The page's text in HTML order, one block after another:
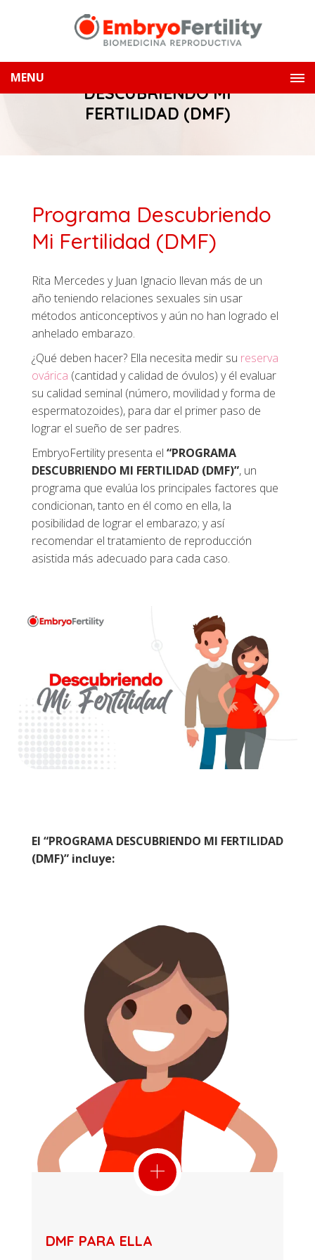
MENU
DESCUBRIENDO MI
FERTILIDAD (DMF)
Programa Descubriendo
Mi Fertilidad (DMF)
Rita Mercedes y Juan Ignacio llevan más de un
año teniendo relaciones sexuales sin usar
métodos anticonceptivos y aún no han logrado el
anhelado embarazo.
¿Qué deben hacer? Ella necesita medir su reserva
ovárica (cantidad y calidad de óvulos) y él evaluar
su calidad seminal (número, movilidad y forma de
espermatozoides), para dar el primer paso de
lograr el sueño de ser padres.
EmbryoFertility presenta el “PROGRAMA
DESCUBRIENDO MI FERTILIDAD (DMF)”, un
programa que evalúa los principales factores que
condicionan, tanto en él como en ella, la
posibilidad de lograr el embarazo; y así
recomendar el tratamiento de reproducción
asistida más adecuado para cada caso.
El “PROGRAMA DESCUBRIENDO MI FERTILIDAD
(DMF)” incluye:
DMF PARA ELLA